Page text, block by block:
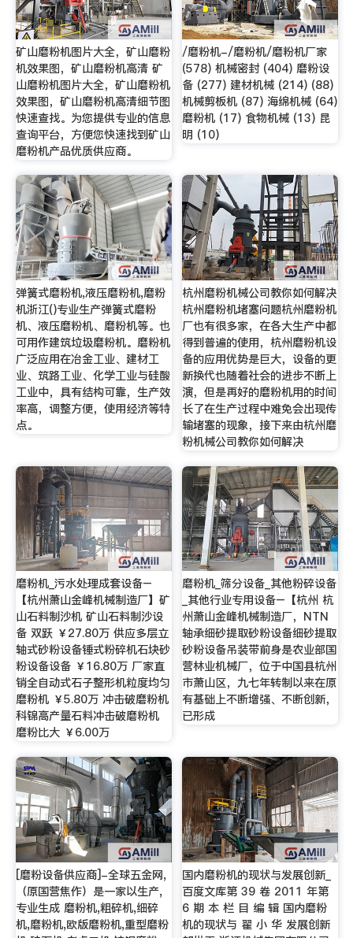
矿山磨粉机图片大全，矿山磨粉
机效果图，矿山磨粉机高清 矿
山磨粉机图片大全，矿山磨粉机
效果图，矿山磨粉机高清细节图
快速查找。为您提供专业的信息
查询平台，方便您快速找到矿山
磨粉机产品优质供应商。
/磨粉机-/磨粉机/磨粉机厂家
(578) 机械密封 (404) 磨粉设
备 (277) 建材机械 (214) (88)
机械剪板机 (87) 海绵机械 (64)
磨粉机 (17) 食物机械 (13) 昆
明 (10)
弹簧式磨粉机,液压磨粉机,磨粉
机浙江()专业生产弹簧式磨粉
机、液压磨粉机、磨粉机等。也
可用作建筑垃圾磨粉机。磨粉机
广泛应用在冶金工业、建材工
业、筑路工业、化学工业与硅酸
工业中，具有结构可靠，生产效
率高，调整方便，使用经济等特
点。
杭州磨粉机械公司教你如何解决
杭州磨粉机堵塞问题杭州磨粉机
厂也有很多家，在各大生产中都
得到普遍的使用，杭州磨粉机设
备的应用优势是巨大，设备的更
新换代也随着社会的进步不断上
演，但是再好的磨粉机用的时间
长了在生产过程中难免会出现传
输堵塞的现象，接下来由杭州磨
粉机械公司教你如何解决
磨粉机_污水处理成套设备–
【杭州萧山金峰机械制造厂】矿
山石料制沙机 矿山石料制沙设
备 双跃 ￥27.80万 供应多层立
轴式砂粉设备锤式粉碎机石块砂
粉设备设备 ￥16.80万 厂家直
销全自动式石子整形机粒度均匀
磨粉机 ￥5.80万 冲击破磨粉机
科锦高产量石料冲击破磨粉机
磨粉比大 ￥6.00万
磨粉机_筛分设备_其他粉碎设备
_其他行业专用设备–【杭州 杭
州萧山金峰机械制造厂，NTN
轴承细砂提取砂粉设备细砂提取
砂粉设备吊装带前身是农业部国
营林业机械厂，位于中国县杭州
市萧山区，九七年转制以来在原
有基础上不断增强、不断创新，
已形成
[磨粉设备供应商]-全球五金网,
（原国营焦作）是一家以生产,
专业生成 磨粉机,粗碎机,细碎
机,磨粉机,欧版磨粉机,重型磨粉
国内磨粉机的现状与发展创新_
百度文库第 39 卷 2011 年第
6 期 本 栏 目 编 辑 国内磨粉
机的现状与 翟 小 华 发展创新